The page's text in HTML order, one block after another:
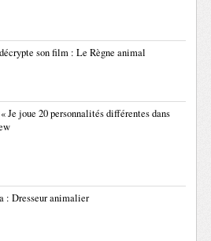
son film : Le Règne animal
Je joue 20 personnalités différentes dans
: Dresseur animalier